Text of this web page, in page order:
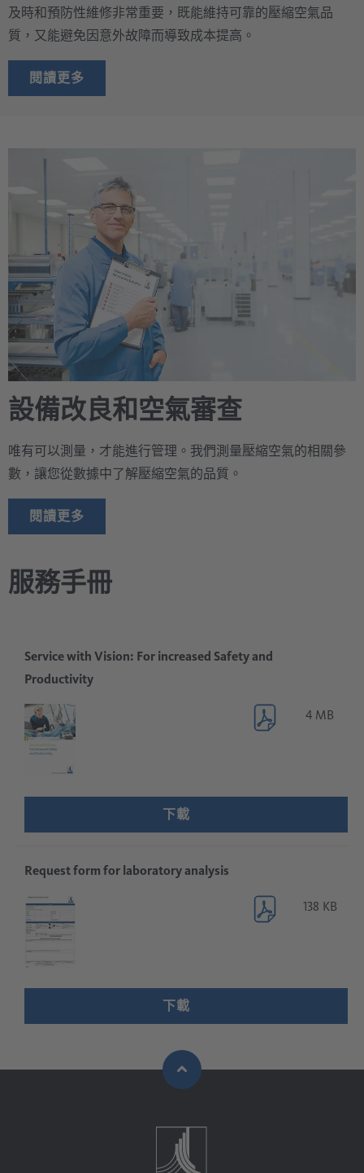
及時和預防性維修非常重要，既能維持可靠的壓縮空氣品
質，又能避免因意外故障而導致成本提高。
閱讀更多
設備改良和空氣審查
唯有可以測量，才能進行管理。我們測量壓縮空氣的相關參
數，讓您從數據中了解壓縮空氣的品質。
閱讀更多
服務手冊
Service with Vision: For increased Safety and
Productivity
4 MB
下載
Request form for laboratory analysis
138 KB
下載